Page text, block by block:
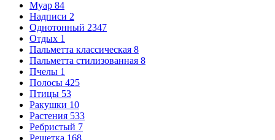
Муар 84
Надписи 2
Однотонный 2347
Отдых 1
Пальметта классическая 8
Пальметта стилизованная 8
Пчелы 1
Полосы 425
Птицы 53
Ракушки 10
Растения 533
Ребристый 7
Решетка 168